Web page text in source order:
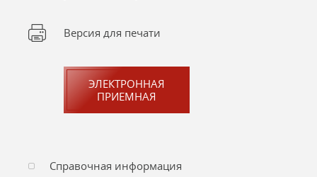
Версия для печати
ЭЛЕКТРОННАЯ
ПРИЕМНАЯ
Справочная информация